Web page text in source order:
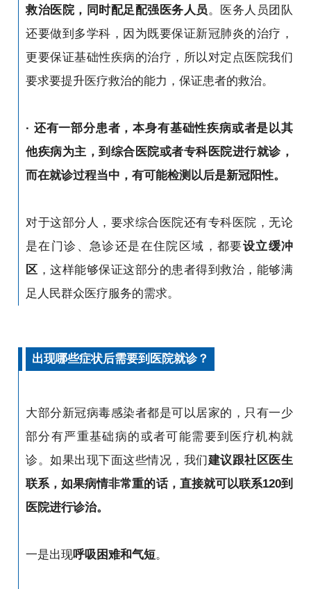
救治医院，同时配足配强医务人员。医务人员团队
还要做到多学科，因为既要保证新冠肺炎的治疗，
更要保证基础性疾病的治疗，所以对定点医院我们
要求要提升医疗救治的能力，保证患者的救治。
· 还有一部分患者，本身有基础性疾病或者是以其
他疾病为主，到综合医院或者专科医院进行就诊，
而在就诊过程当中，有可能检测以后是新冠阳性。
对于这部分人，要求综合医院还有专科医院，无论
是在门诊、急诊还是在住院区域，都要设立缓冲
区 ，这样能够保证这部分的患者得到救治，能够满
足人民群众医疗服务的需求。
出现哪些症状后需要到医院就诊？
大部分新冠病毒感染者都是可以居家的，只有一少
部分有严重基础病的或者可能需要到医疗机构就
诊。如果出现下面这些情况，我们建议跟社区医生
联系，如果病情非常重的话，直接就可以联系120到
医院进行诊治。
一是出现呼吸困难和气短。